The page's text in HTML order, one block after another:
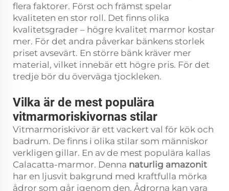
flera faktorer. Först och främst spelar
kvaliteten en stor roll. Det finns olika
kvalitetsgrader – högre kvalitet marmor kostar
mer. För det andra påverkar bänkens storlek
priset avsevärt. En större bänk kräver mer
material, vilket innebär ett högre pris. För det
tredje bör du överväga tjockleken.
Vilka är de mest populära
vitmarmoriskivornas stilar
Vitmarmoriskivor är ett vackert val för kök och
badrum. De finns i olika stilar som människor
verkligen gillar. En av de mest populära kallas
Calacatta-marmor. Denna naturlig amazonit
har en ljusvit bakgrund med kraftfulla mörka
ådror som går igenom den. Ådrorna kan vara